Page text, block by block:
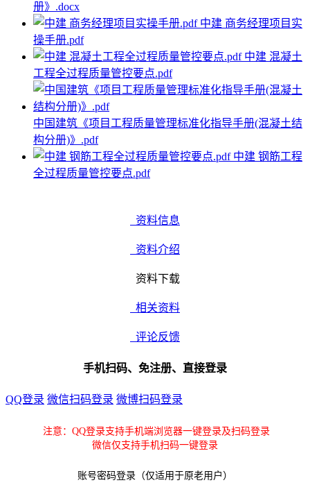
册》.docx
中建 商务经理项目实
操手册.pdf
中建 混凝土
工程全过程质量管控要点.pdf
中国建筑《项目工程质量管理标准化指导手册(混凝土结
构分册)》.pdf
中建 钢筋工程
全过程质量管控要点.pdf
资料信息
资料介绍
资料下载
相关资料
评论反馈
手机扫码、免注册、直接登录
QQ登录 微信扫码登录 微博扫码登录
注意：QQ登录支持手机端浏览器一键登录及扫码登录
微信仅支持手机扫码一键登录
账号密码登录（仅适用于原老用户）